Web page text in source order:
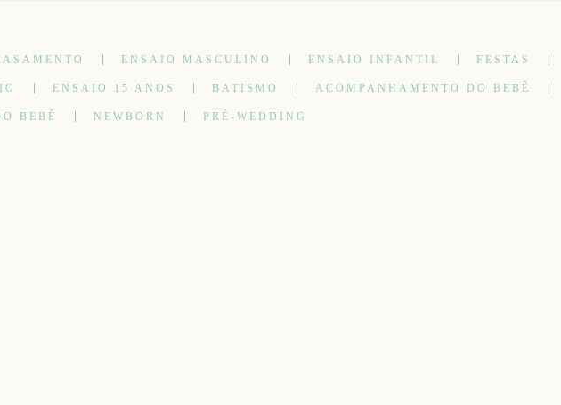
ENSAIO MASCULINO ENSAIO INFANTIL FESTAS
ENSAIO 15 ANOS BATISMO ACOMPANHAMENTO DO BEBÊ
BEBÊ NEWBORN PRÉ-WEDDING